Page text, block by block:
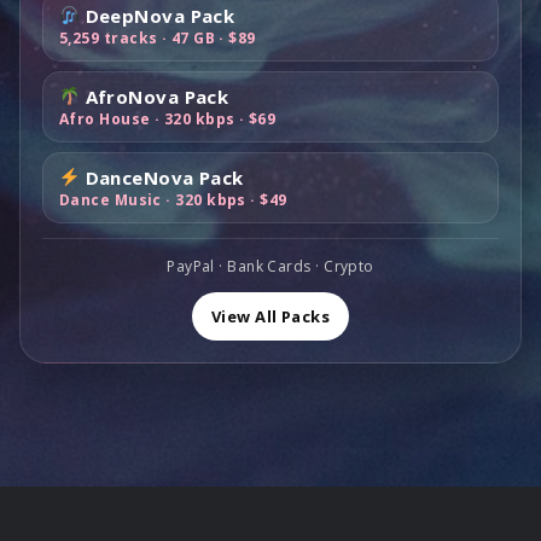
1
0
0
,
0
0
.
,
0
0
.
s
t
:
$
1
1
,
0
0
:
$
6
0
a
f
o
s
t
:
$
1
6
.
s
e
:
$
8
9
0
0
i
a
l
a
f
o
s
t
:
0
n
t
e
s
t
e
:
$
1
DeepNova Pack
5,259 tracks · 47 GB · $89
AfroNova Pack
Afro House · 320 kbps · $69
DanceNova Pack
Dance Music · 320 kbps · $49
PayPal · Bank Cards · Crypto
View All Packs